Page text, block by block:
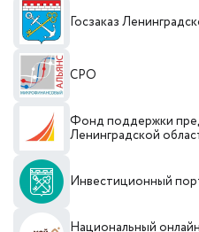
Госзаказ
СРО
Фонд поддержки
Ленинградской
Инвестиционный
Национальный